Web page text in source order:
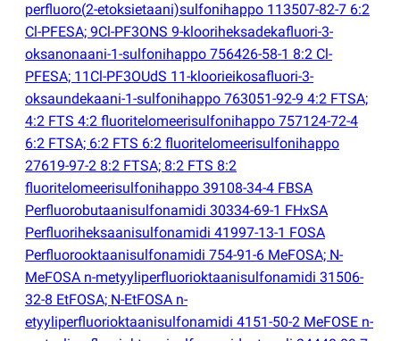
perfluoro(2-etoksietaani)sulfonihappo 113507-82-7 6:2
Cl-PFESA; 9Cl-PF3ONS 9-klooriheksadekafluori-3-
oksanonaani-1-sulfonihappo 756426-58-1 8:2 Cl-
PFESA; 11Cl-PF3OUdS 11-kloorieikosafluori-3-
oksaundekaani-1-sulfonihappo 763051-92-9 4:2 FTSA;
4:2 FTS 4:2 fluoritelomeerisulfonihappo 757124-72-4
6:2 FTSA; 6:2 FTS 6:2 fluoritelomeerisulfonihappo
27619-97-2 8:2 FTSA; 8:2 FTS 8:2
fluoritelomeerisulfonihappo 39108-34-4 FBSA
Perfluorobutaanisulfonamidi 30334-69-1 FHxSA
Perfluoriheksaanisulfonamidi 41997-13-1 FOSA
Perfluorooktaanisulfonamidi 754-91-6 MeFOSA; N-
MeFOSA n-metyyliperfluorioktaanisulfonamidi 31506-
32-8 EtFOSA; N-EtFOSA n-
etyyliperfluorioktaanisulfonamidi 4151-50-2 MeFOSE n-